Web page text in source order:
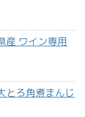
産 ワイン専用
とろ角煮まんじ